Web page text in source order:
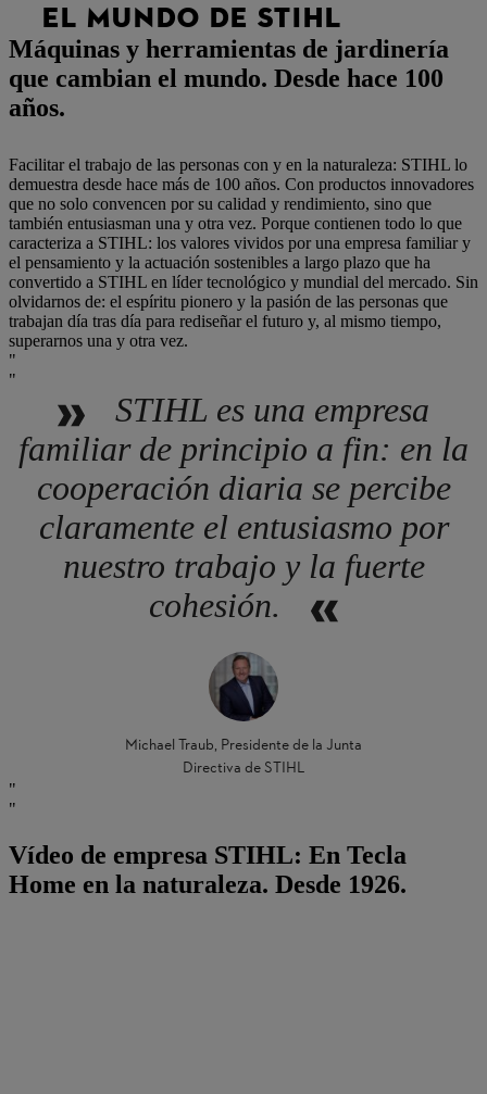
EL MUNDO DE STIHL
Máquinas y herramientas de jardinería
que cambian el mundo. Desde hace 100
años.
Facilitar el trabajo de las personas con y en la naturaleza: STIHL lo
demuestra desde hace más de 100 años. Con productos innovadores
que no solo convencen por su calidad y rendimiento, sino que
también entusiasman una y otra vez. Porque contienen todo lo que
caracteriza a STIHL: los valores vividos por una empresa familiar y
el pensamiento y la actuación sostenibles a largo plazo que ha
convertido a STIHL en líder tecnológico y mundial del mercado. Sin
olvidarnos de: el espíritu pionero y la pasión de las personas que
trabajan día tras día para rediseñar el futuro y, al mismo tiempo,
superarnos una y otra vez.
STIHL es una empresa
familiar de principio a fin: en la
cooperación diaria se percibe
claramente el entusiasmo por
nuestro trabajo y la fuerte
cohesión.
Michael Traub, Presidente de la Junta
Directiva de STIHL
Vídeo de empresa STIHL: En Tecla
Home en la naturaleza. Desde 1926.